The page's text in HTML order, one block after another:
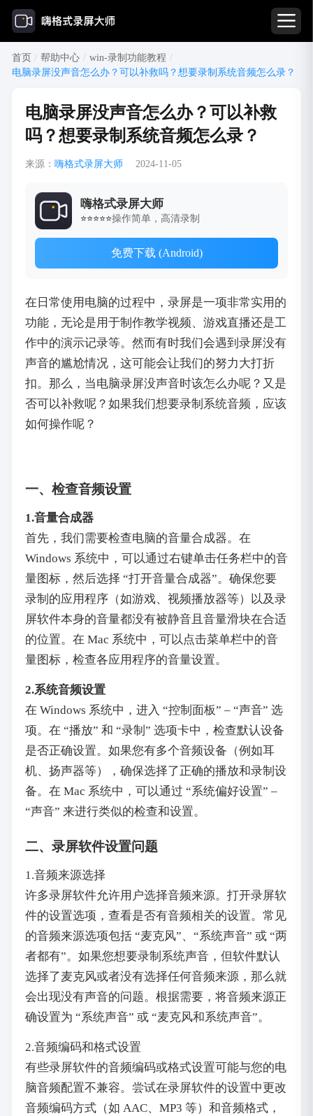
首页 / 帮助中心 / win-录制功能教程 /
电脑录屏没声音怎么办？可以补救吗？想要录制系统音频怎么录？
电脑录屏没声音怎么办？可以补救
吗？想要录制系统音频怎么录？
来源： 嗨格式录屏大师 2024-11-05
嗨格式录屏大师
⭐⭐⭐⭐⭐操作简单，高清录制
免费下载 (Android)
在日常使用电脑的过程中，录屏是一项非常实用的
功能，无论是用于制作教学视频、游戏直播还是工
作中的演示记录等。然而有时我们会遇到录屏没有
声音的尴尬情况，这可能会让我们的努力大打折
扣。那么，当电脑录屏没声音时该怎么办呢？又是
否可以补救呢？如果我们想要录制系统音频，应该
如何操作呢？
一、检查音频设置
1.音量合成器
首先，我们需要检查电脑的音量合成器。在
Windows 系统中，可以通过右键单击任务栏中的音
量图标，然后选择 “打开音量合成器”。确保您要
录制的应用程序（如游戏、视频播放器等）以及录
屏软件本身的音量都没有被静音且音量滑块在合适
的位置。在 Mac 系统中，可以点击菜单栏中的音
量图标，检查各应用程序的音量设置。
2.系统音频设置
在 Windows 系统中，进入 “控制面板” – “声音” 选
项。在 “播放” 和 “录制” 选项卡中，检查默认设备
是否正确设置。如果您有多个音频设备（例如耳
机、扬声器等），确保选择了正确的播放和录制设
备。在 Mac 系统中，可以通过 “系统偏好设置” –
“声音” 来进行类似的检查和设置。
二、录屏软件设置问题
1.音频来源选择
许多录屏软件允许用户选择音频来源。打开录屏软
件的设置选项，查看是否有音频相关的设置。常见
的音频来源选项包括 “麦克风”、“系统声音” 或 “两
者都有”。如果您想要录制系统声音，但软件默认
选择了麦克风或者没有选择任何音频来源，那么就
会出现没有声音的问题。根据需要，将音频来源正
确设置为 “系统声音” 或 “麦克风和系统声音”。
2.音频编码和格式设置
有些录屏软件的音频编码或格式设置可能与您的电
脑音频配置不兼容。尝试在录屏软件的设置中更改
音频编码方式（如 AAC、MP3 等）和音频格式，